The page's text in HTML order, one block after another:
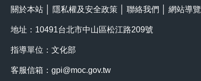
關於本站 隱私權及安全政策 聯絡我們 網站導覽
地址：10491台北市中山區松江路209號
指導單位：文化部
客服信箱： gpi@moc.gov.tw